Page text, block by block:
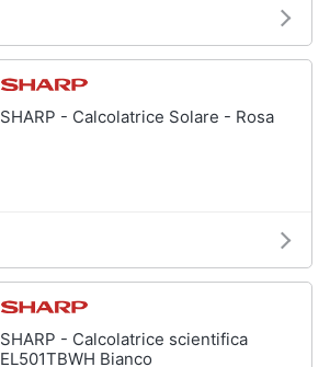
SHARP - Calcolatrice Solare - Rosa
SHARP - Calcolatrice scientifica
EL501TBWH Bianco